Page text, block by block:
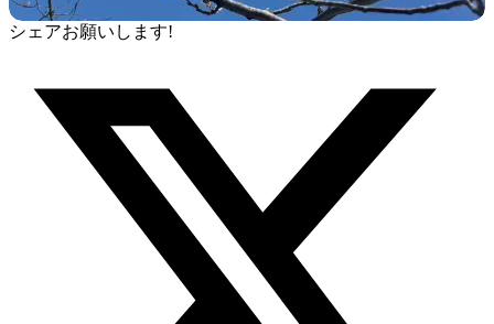
シェアお願いします!